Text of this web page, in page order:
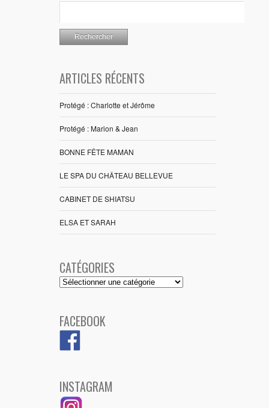
ARTICLES RÉCENTS
Protégé : Charlotte et Jérôme
Protégé : Marion & Jean
BONNE FÊTE MAMAN
LE SPA DU CHÂTEAU BELLEVUE
CABINET DE SHIATSU
ELSA ET SARAH
CATÉGORIES
Catégories
FACEBOOK
INSTAGRAM